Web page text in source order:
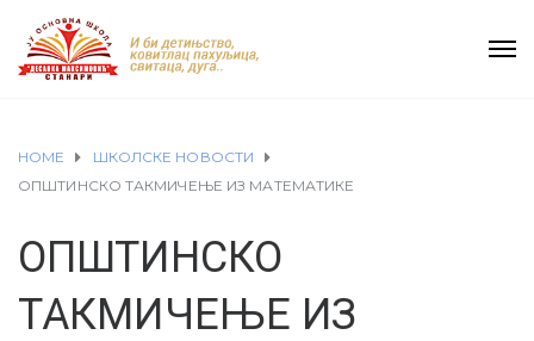
HOME
ШКОЛСКЕ НОВОСТИ
ОПШТИНСКО ТАКМИЧЕЊЕ ИЗ МАТЕМАТИКЕ
ОПШТИНСКО
ТАКМИЧЕЊЕ ИЗ